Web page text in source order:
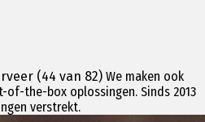
We maken ook
of-the-box oplossingen. Sinds 2013
verstrekt.